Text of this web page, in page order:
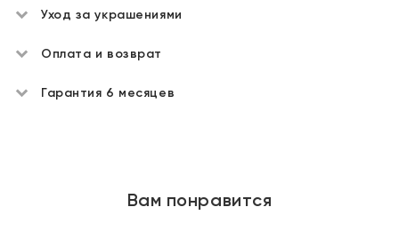
Уход за украшениями
Оплата и возврат
Гарантия 6 месяцев
Вам понравится